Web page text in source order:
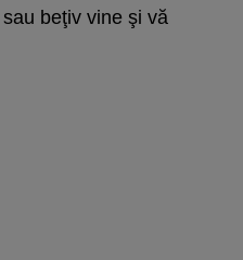
beţiv vine şi vă